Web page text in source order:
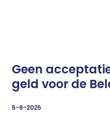
Geen
geld voor de
5-6-2025